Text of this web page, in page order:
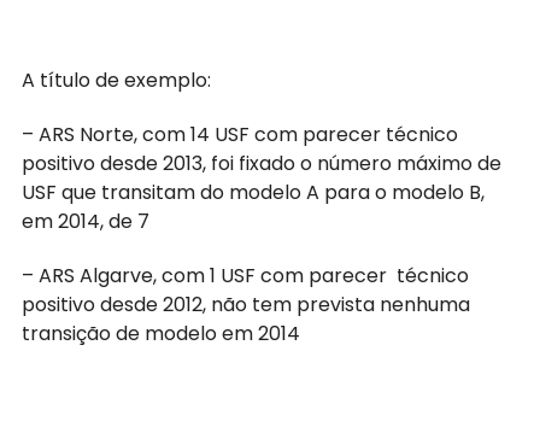
​A título de exemplo:
– ARS Norte, com 14 USF com parecer técnico
positivo desde 2013, foi fixado o número máximo de
USF que transitam do modelo A para o modelo B,
em 2014, de 7
– ARS Algarve, com 1 USF com parecer técnico
positivo desde 201​2, não tem prevista nenhuma
transição de modelo em 2014​